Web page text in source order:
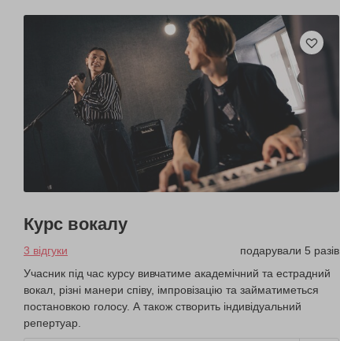
Курс вокалу
3 відгуки
подарували 5 разів
Учасник під час курсу вивчатиме академічний та естрадний
вокал, різні манери співу, імпровізацію та займатиметься
постановкою голосу. А також створить індивідуальний
репертуар.